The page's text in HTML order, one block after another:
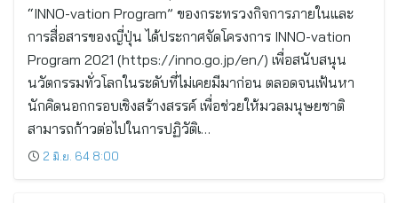
“INNO-vation Program” ของกระทรวงกิจการภายในและ
การสื่อสารของญี่ปุ่น ได้ประกาศจัดโครงการ INNO-vation
Program 2021 (https://inno.go.jp/en/) เพื่อสนับสนุน
นวัตกรรมทั่วโลกในระดับที่ไม่เคยมีมาก่อน ตลอดจนเฟ้นหา
นักคิดนอกกรอบเชิงสร้างสรรค์ เพื่อช่วยให้มวลมนุษยชาติ
สามารถก้าวต่อไปในการปฏิวัติเ…
2 มิ.ย. 64 8:00